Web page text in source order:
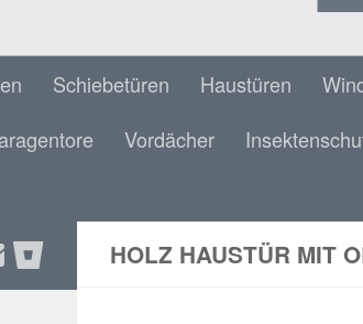
Schiebetüren Haustüren
Vordächer
HOLZ HAUSTÜR MIT